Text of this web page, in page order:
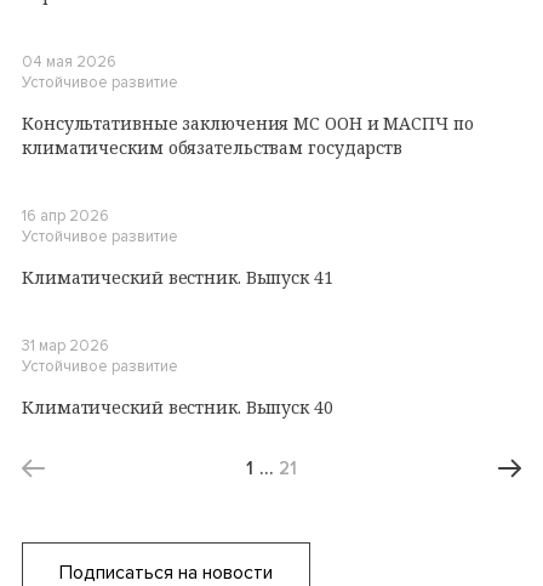
04 мая 2026
Устойчивое развитие
Консультативные заключения МС ООН и МАСПЧ по
климатическим обязательствам государств
16 апр 2026
Устойчивое развитие
Климатический вестник. Выпуск 41
31 мар 2026
Устойчивое развитие
Климатический вестник. Выпуск 40
1 … 21
Подписаться на новости